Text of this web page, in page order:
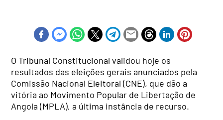
O Tribunal Constitucional validou hoje os
resultados das eleições gerais anunciados pela
Comissão Nacional Eleitoral (CNE), que dão a
vitória ao Movimento Popular de Libertação de
Angola (MPLA), a última instância de recurso.